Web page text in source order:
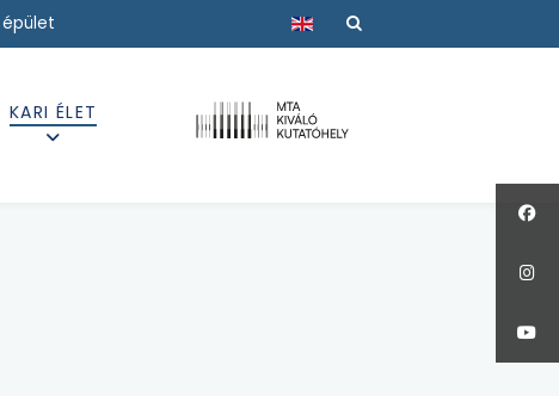
épület Válasszon nyelvet
KARI ÉLET